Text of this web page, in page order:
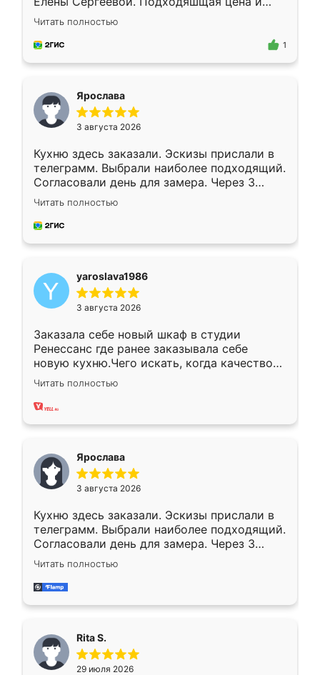
короткие сроки изготовления. Приехавший
для замера сотрудник Владислав
предложил по моему эскизу самый
Читать полностью
1
Ярослава
3 августа 2026
Кухню здесь заказали. Эскизы прислали в
телеграмм. Выбрали наиболее подходящий.
Согласовали день для замера. Через 3
недели кухня была уже готова. Остались
довольны работой. Спасибо Ренессанс
мебель за качественную работу!
Читать полностью
yaroslava1986
3 августа 2026
Заказала себе новый шкаф в студии
Ренессанс где ранее заказывала себе
новую кухню.Чего искать, когда качеством
вполне довольна. Служит кухня уже почти
два года, нареканий нет.
Читать полностью
Ярослава
3 августа 2026
Кухню здесь заказали. Эскизы прислали в
телеграмм. Выбрали наиболее подходящий.
Согласовали день для замера. Через 3
недели кухня была уже готова. Остались
довольны работой. Спасибо Ренессанс
мебель за качественную работу!
Читать полностью
Rita S.
29 июля 2026